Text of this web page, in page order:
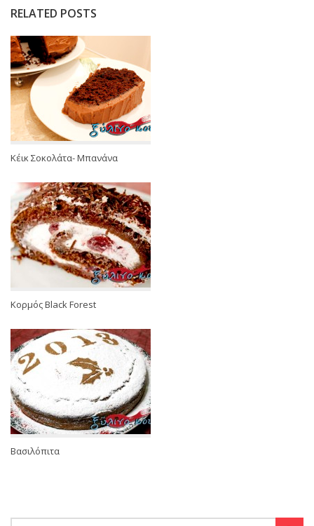
RELATED POSTS
Κέικ Σοκολάτα- Μπανάνα
Κορμός Black Forest
Βασιλόπιτα